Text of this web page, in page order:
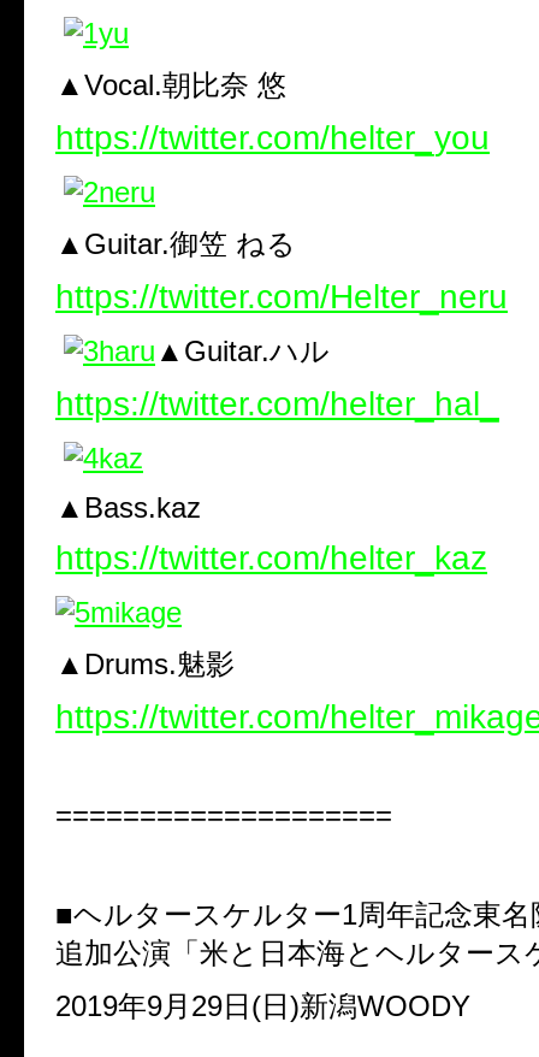
▲Vocal.朝比奈 悠
https://twitter.com/helter_you
▲Guitar.御笠 ねる
https://twitter.com/Helter_neru
▲Guitar.ハル
https://twitter.com/helter_hal_
▲Bass.kaz
https://twitter.com/helter_kaz
▲Drums.魅影
https://twitter.com/
====================
■ヘルタースケルター1周年記念東名
追加公演「米と日本海とヘルタース
2019年9月29日(日)新潟WOODY